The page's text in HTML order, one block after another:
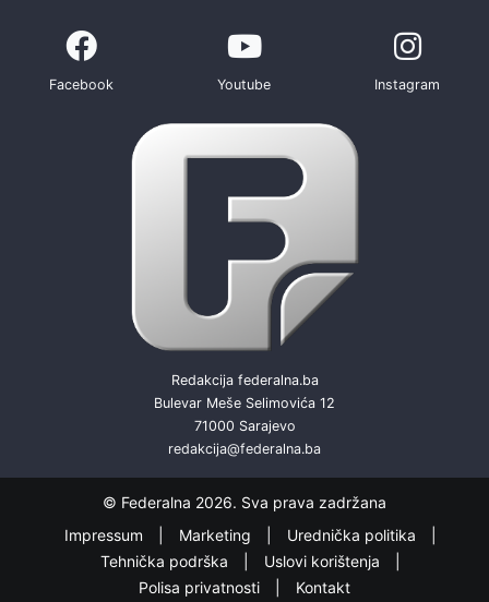
Facebook Youtube Instagram
Redakcija federalna.ba
Bulevar Meše Selimovića 12
71000 Sarajevo
redakcija@federalna.ba
© Federalna 2026. Sva prava zadržana
Impressum
Marketing
Urednička politika
Tehnička podrška
Uslovi korištenja
Polisa privatnosti
Kontakt